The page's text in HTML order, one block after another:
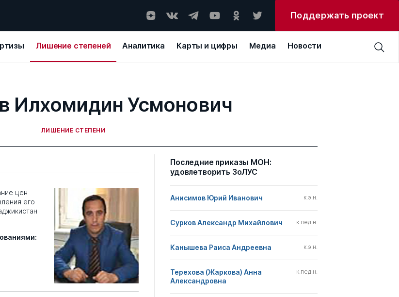
Поддержать проект
Лишение степеней Аналитика Карты и цифры Медиа Новости
Илхомидин Усмонович
ЛИШЕНИЕ СТЕПЕНИ
цен
его
Последние приказы МОН:
удовлетворить ЗоЛУС
Анисимов Юрий Иванович к.э.н.
Сурков Александр Михайлович к.пед.н.
Канышева Раиса Андреевна к.э.н.
Терехова (Жаркова) Анна
Александровна
к.пед.н.